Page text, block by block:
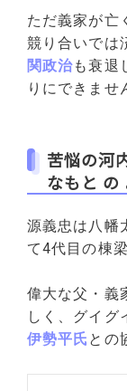
ただ義家が亡
競り合いでは
関政治も衰退
りにできませ
苦悩の河
なもと の
源義忠は八幡
て4代目の棟
偉大な父・義
しく、グイグ
伊勢平氏 との